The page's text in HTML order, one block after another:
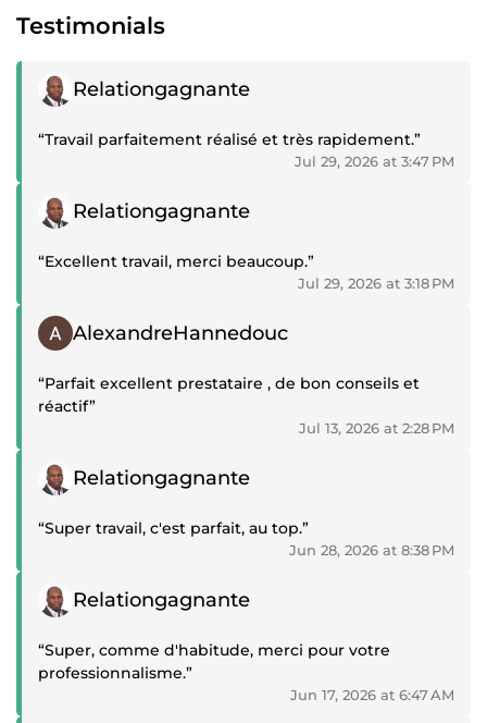
Testimonials
Positive review
Relationgagnante
“Travail parfaitement réalisé et très rapidement.”
Jul 29, 2026 at 3:47 PM
Positive review
Relationgagnante
“Excellent travail, merci beaucoup.”
Jul 29, 2026 at 3:18 PM
Positive review
AlexandreHannedouc
“Parfait excellent prestataire , de bon conseils et
réactif”
Jul 13, 2026 at 2:28 PM
Positive review
Relationgagnante
“Super travail, c'est parfait, au top.”
Jun 28, 2026 at 8:38 PM
Positive review
Relationgagnante
“Super, comme d'habitude, merci pour votre
professionnalisme.”
Jun 17, 2026 at 6:47 AM